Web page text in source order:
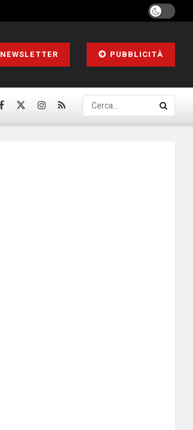
NEWSLETTER PUBBLICITÀ